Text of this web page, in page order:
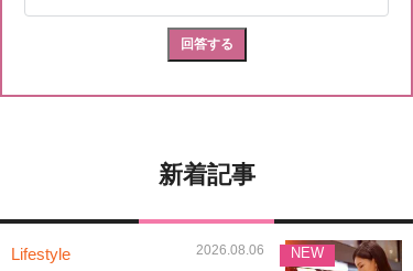
新着記事
Lifestyle 2026.08.06 NEW